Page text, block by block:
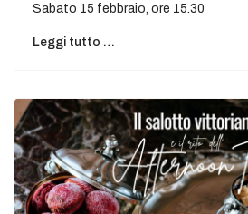
Sabato 15 febbraio, ore 15.30
Leggi tutto …